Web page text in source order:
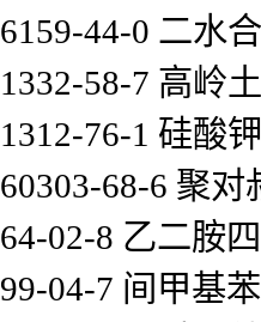
6159-44-0 二水
1332-58-7 高岭土
1312-76-1 硅酸钾
60303-68-6 聚
64-02-8 乙二胺
99-04-7 间甲基